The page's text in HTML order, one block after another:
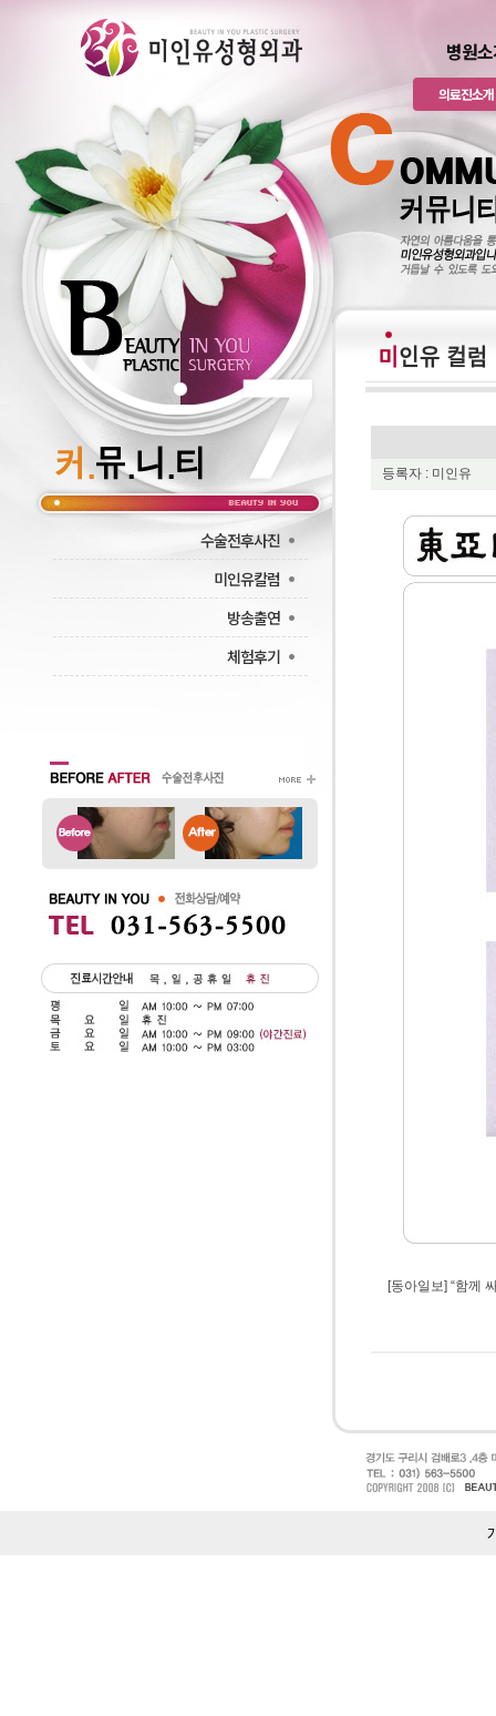
병원
의료진소개
수술전후사진 ·
미인유칼럼 ·
방송출연 ·
체험후기 ·
등록자 : 미인유
[동아일보] “함께